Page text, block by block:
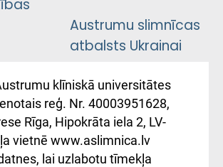
nokļūt
Austrumu slimnīcas
atbalsts Ukrainai
Підтримка Східної
лікарні та співпраця з
Україною
klīniskā universitātes
reģ. Nr. 40003951628,
Rīga, Hipokrāta iela 2, LV-
vietnē www.aslimnica.lv
lai uzlabotu tīmekļa